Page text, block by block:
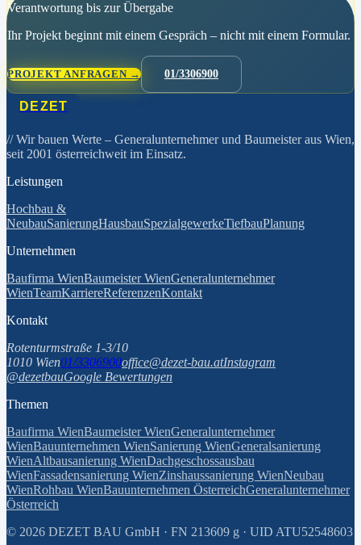
Verantwortung bis zur Übergabe
Ihr Projekt beginnt mit einem Gespräch – nicht mit einem Formular.
PROJEKT ANFRAGEN → 01/3306900
DEZET
// Wir bauen Werte – Generalunternehmer und Baumeister aus Wien,
seit 2001 österreichweit im Einsatz.
Leistungen
Hochbau &
NeubauSanierungHausbauSpezialgewerkeTiefbauPlanung
Unternehmen
Baufirma WienBaumeister WienGeneralunternehmer
WienTeamKarriereReferenzenKontakt
Kontakt
Rotenturmstraße 1-3/10
1010 Wien01/3306900office@dezet-bau.atInstagram
@dezetbauGoogle Bewertungen
Themen
Baufirma WienBaumeister WienGeneralunternehmer
WienBauunternehmen WienSanierung WienGeneralsanierung
WienAltbausanierung WienDachgeschossausbau
WienFassadensanierung WienZinshaussanierung WienNeubau
WienRohbau WienBauunternehmen ÖsterreichGeneralunternehmer
Österreich
© 2026 DEZET BAU GmbH · FN 213609 g · UID ATU52548603